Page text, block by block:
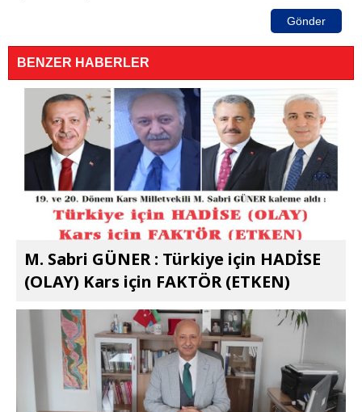
Gönder
BENZER HABERLER
M. Sabri GÜNER : Türkiye için HADİSE
(OLAY) Kars için FAKTÖR (ETKEN)